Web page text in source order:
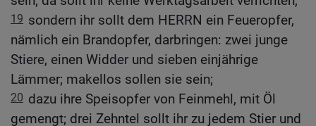
19 sondern ihr sollt dem HERRN ein Feueropfer,
nämlich ein Brandopfer, darbringen: zwei junge
Stiere, einen Widder und sieben einjährige
Lämmer; makellos sollen sie sein;
20 dazu ihre Speisopfer von Feinmehl, mit Öl
gemengt; drei Zehntel sollt ihr zu jedem Stier und